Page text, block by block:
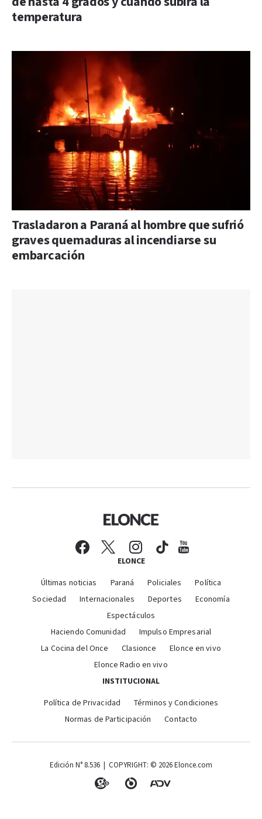
temperatura
Trasladaron a Paraná al hombre que sufrió
graves quemaduras al incendiarse su
embarcación
ELONCE
Últimas noticias Paraná Policiales
Política
Sociedad
Internacionales Deportes
Economía
Espectáculos
Haciendo Comunidad
Impulso Empresarial
La Cocina del Once
Clasionce
Elonce en vivo
Elonce Radio en vivo
INSTITUCIONAL
Política de Privacidad
Términos y Condiciones
Normas de Participación
Contacto
Edición N° 8.536 | COPYRIGHT: © 2026 Elonce.com